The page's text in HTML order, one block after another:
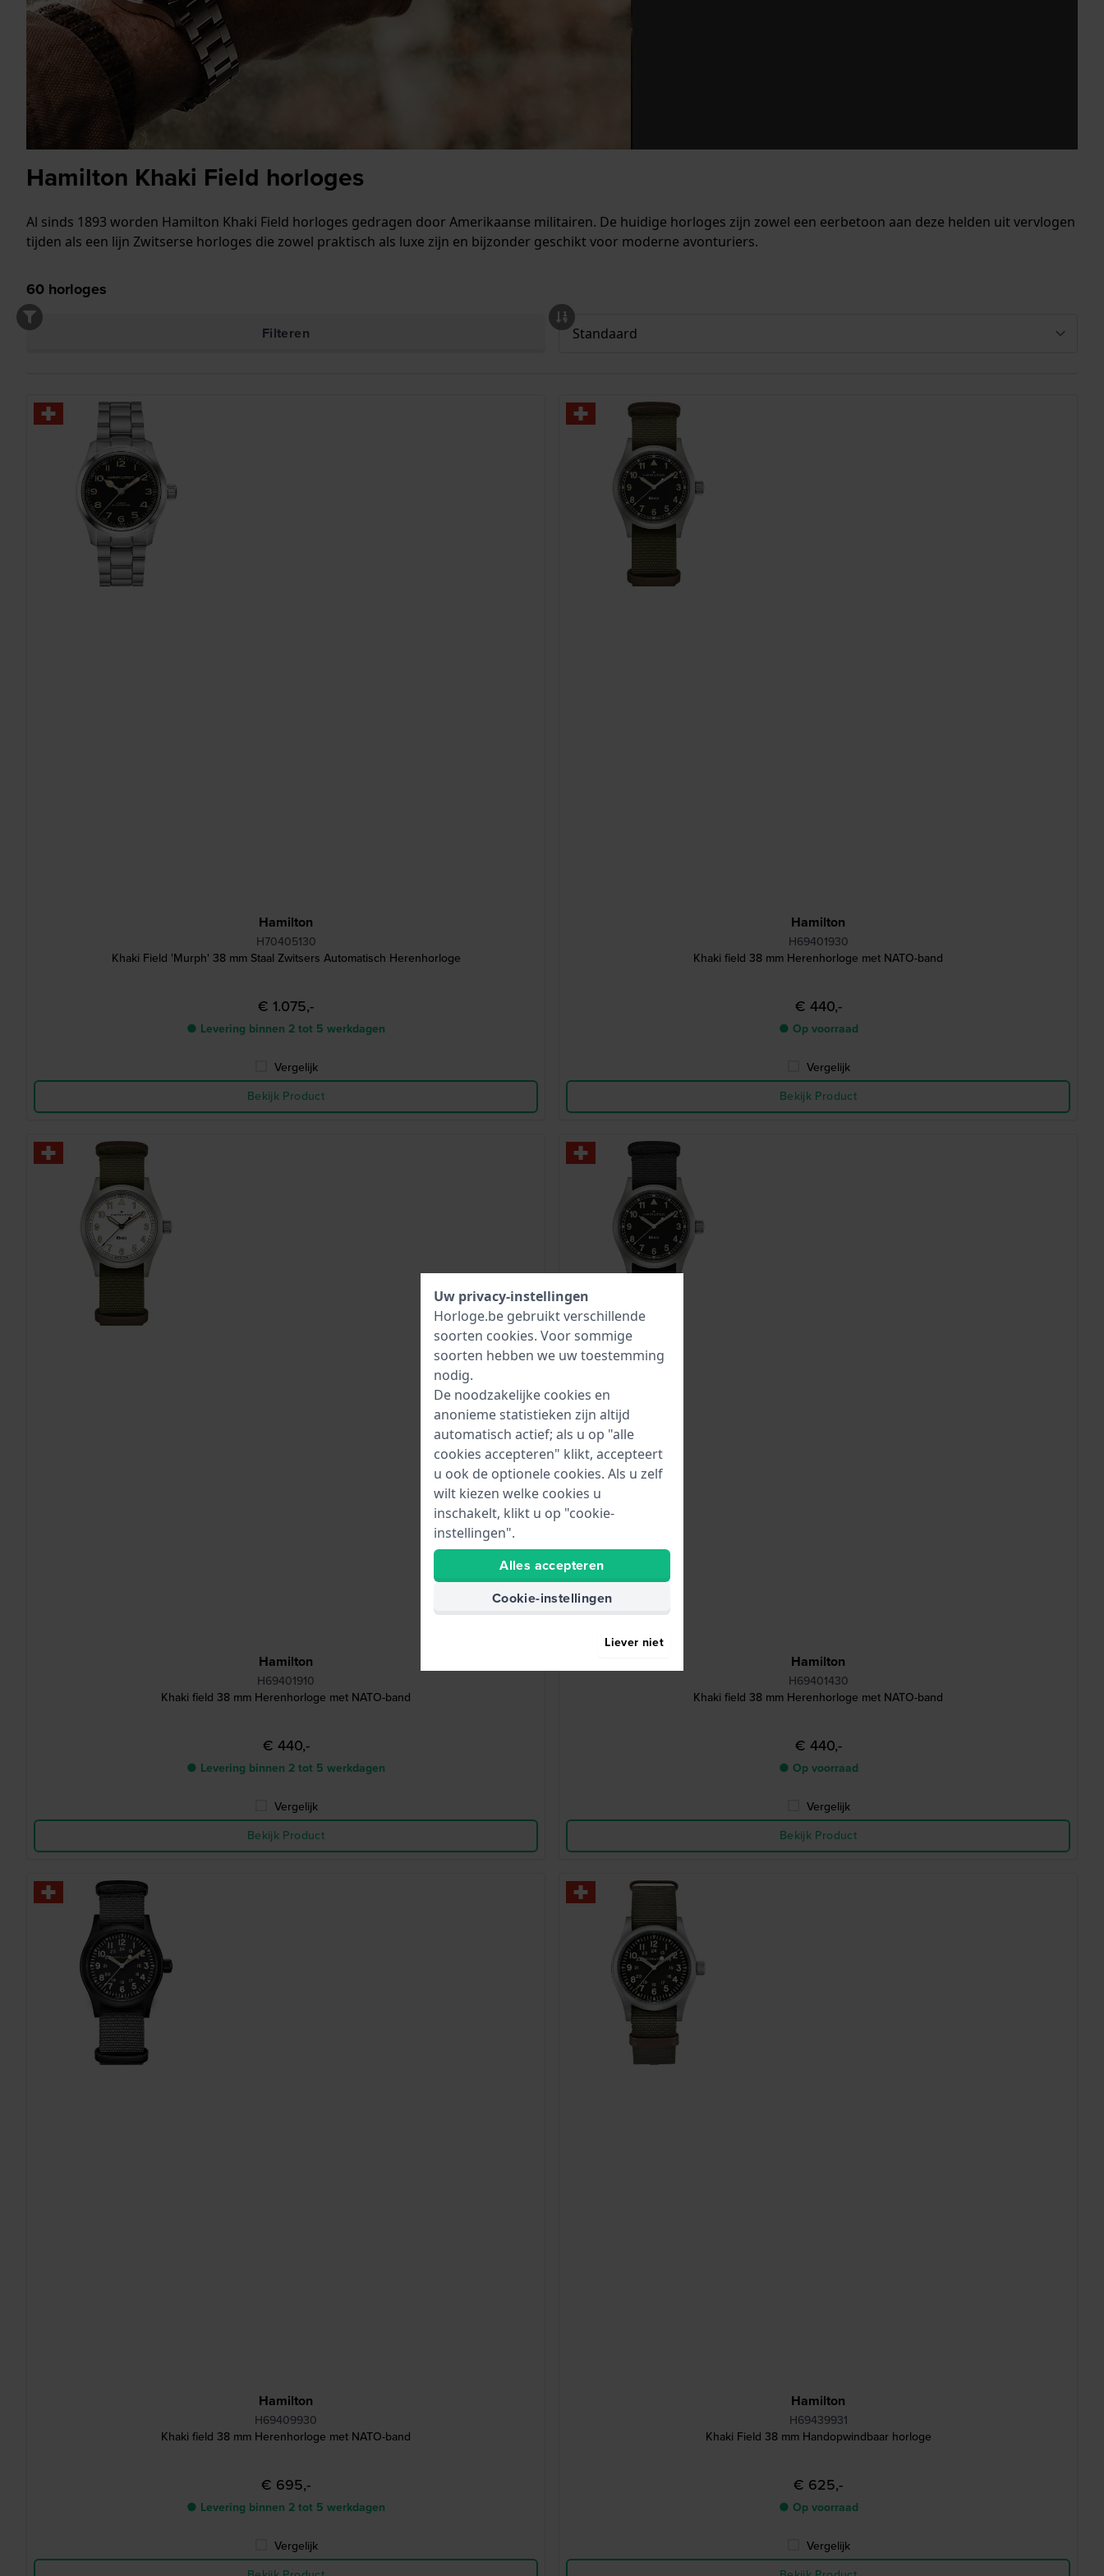
Hamilton Khaki Field horloges
Al sinds 1893 worden Hamilton Khaki Field horloges gedragen door Amerikaanse militairen. De huidige horloges zijn zowel een eerbetoon aan deze helden uit vervlogen
tijden als een lijn Zwitserse horloges die zowel praktisch als luxe zijn en bijzonder geschikt voor moderne avonturiers.
60 horloges
Filteren
Hamilton
H70405130
Khaki Field 'Murph' 38 mm Staal Zwitsers Automatisch Herenhorloge
€ 1.075,-
● Levering binnen 2 tot 5 werkdagen
Vergelijk
Bekijk Product
Hamilton
H69401930
Khaki field 38 mm Herenhorloge met NATO-band
€ 440,-
● Op voorraad
Vergelijk
Bekijk Product
Hamilton
H69401910
Khaki field 38 mm Herenhorloge met NATO-band
€ 440,-
● Levering binnen 2 tot 5 werkdagen
Vergelijk
Bekijk Product
Hamilton
H69401430
Khaki field 38 mm Herenhorloge met NATO-band
€ 440,-
● Op voorraad
Vergelijk
Bekijk Product
Hamilton
H69409930
Khaki field 38 mm Herenhorloge met NATO-band
€ 695,-
● Levering binnen 2 tot 5 werkdagen
Vergelijk
Hamilton
H69439931
Khaki Field 38 mm Handopwindbaar horloge
€ 625,-
● Op voorraad
Vergelijk
Uw privacy-instellingen
Horloge.be gebruikt verschillende
soorten cookies. Voor sommige
soorten hebben we uw toestemming
nodig.
De noodzakelijke cookies en
anonieme statistieken zijn altijd
automatisch actief; als u op "alle
cookies accepteren" klikt, accepteert
u ook de optionele cookies. Als u zelf
wilt kiezen welke cookies u
inschakelt, klikt u op "cookie-
instellingen".
Alles accepteren
Cookie-instellingen
Liever niet